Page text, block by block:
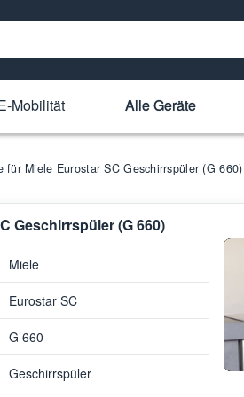
Mobilität Alle Geräte
für Miele Eurostar SC Geschirrspüler (G 660)
Geschirrspüler (G 660)
Miele
Eurostar SC
G 660
Geschirrspüler